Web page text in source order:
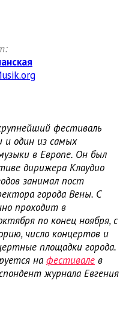
фестиваль
и один из самых
в Европе. Он был
дирижера Клаудио
занимал пост
города Вены. С
проходит в
по конец ноября, с
число концертов и
площадки города.
на фестивале в
журнала Евгения